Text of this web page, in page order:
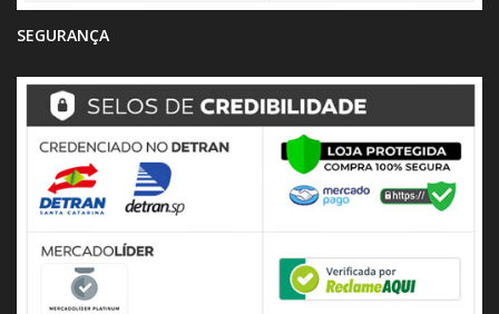
SEGURANÇA